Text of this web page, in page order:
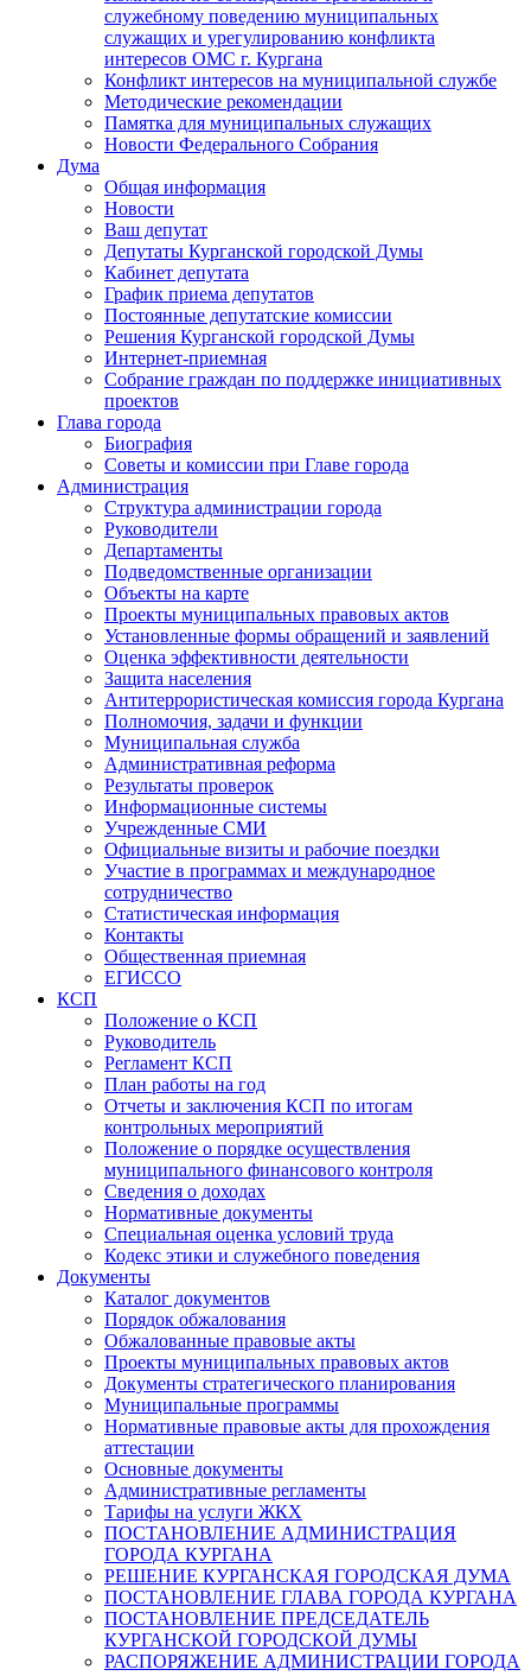
служебному поведению муниципальных
служащих и урегулированию конфликта
интересов ОМС г. Кургана
Конфликт интересов на муниципальной службе
Методические рекомендации
Памятка для муниципальных служащих
Новости Федерального Cобрания
Дума
Общая информация
Новости
Ваш депутат
Депутаты Курганской городской Думы
Кабинет депутата
График приема депутатов
Постоянные депутатские комиссии
Решения Курганской городской Думы
Интернет-приемная
Собрание граждан по поддержке инициативных
проектов
Глава города
Биография
Советы и комиссии при Главе города
Администрация
Структура администрации города
Руководители
Департаменты
Подведомственные организации
Объекты на карте
Проекты муниципальных правовых актов
Установленные формы обращений и заявлений
Оценка эффективности деятельности
Защита населения
Антитеррористическая комиссия города Кургана
Полномочия, задачи и функции
Муниципальная служба
Административная реформа
Результаты проверок
Информационные системы
Учрежденные СМИ
Официальные визиты и рабочие поездки
Участие в программах и международное
сотрудничество
Статистическая информация
Контакты
Общественная приемная
ЕГИССО
КСП
Положение о КСП
Руководитель
Регламент КСП
План работы на год
Отчеты и заключения КСП по итогам
контрольных мероприятий
Положение о порядке осуществления
муниципального финансового контроля
Сведения о доходах
Нормативные документы
Специальная оценка условий труда
Кодекс этики и служебного поведения
Документы
Каталог документов
Порядок обжалования
Обжалованные правовые акты
Проекты муниципальных правовых актов
Документы стратегического планирования
Муниципальные программы
Нормативные правовые акты для прохождения
аттестации
Основные документы
Административные регламенты
Тарифы на услуги ЖКХ
ПОСТАНОВЛЕНИЕ АДМИНИСТРАЦИЯ
ГОРОДА КУРГАНА
РЕШЕНИЕ КУРГАНСКАЯ ГОРОДСКАЯ ДУМА
ПОСТАНОВЛЕНИЕ ГЛАВА ГОРОДА КУРГАНА
ПОСТАНОВЛЕНИЕ ПРЕДСЕДАТЕЛЬ
КУРГАНСКОЙ ГОРОДСКОЙ ДУМЫ
РАСПОРЯЖЕНИЕ АДМИНИСТРАЦИИ ГОРОДА